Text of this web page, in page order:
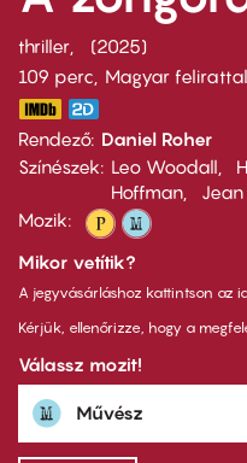
thriller
2025
109 perc,
Magyar felirattal
Rendező Daniel Roher
Színészek
Leo Woodall
Hoffman
Jean
Mozik:
Mikor vetítik?
A jegyvásárláshoz kattintson az
Kérjük, ellenőrizze, hogy a
Válassz mozit!
Művész